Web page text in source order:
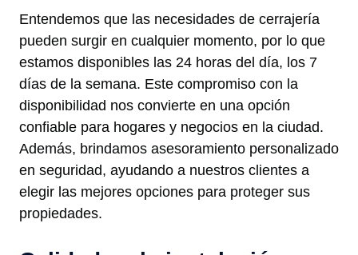
Entendemos que las necesidades de cerrajería
pueden surgir en cualquier momento, por lo que
estamos disponibles las 24 horas del día, los 7
días de la semana. Este compromiso con la
disponibilidad nos convierte en una opción
confiable para hogares y negocios en la ciudad.
Además, brindamos asesoramiento personalizado
en seguridad, ayudando a nuestros clientes a
elegir las mejores opciones para proteger sus
propiedades.